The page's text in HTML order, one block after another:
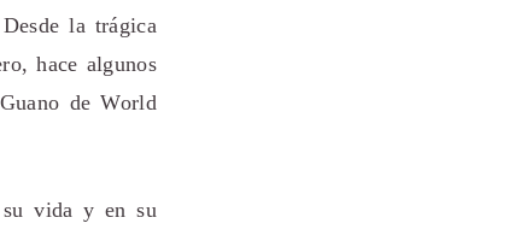
la trágica
hace algunos
de World
vida y en su